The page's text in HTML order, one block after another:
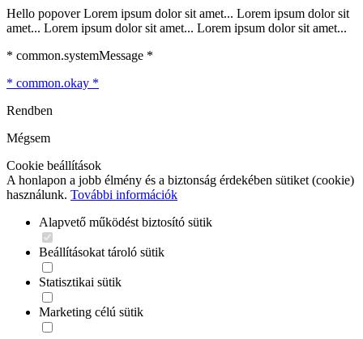
Hello popover Lorem ipsum dolor sit amet... Lorem ipsum dolor sit
amet... Lorem ipsum dolor sit amet... Lorem ipsum dolor sit amet...
* common.systemMessage *
* common.okay *
Rendben
Mégsem
Cookie beállítások
A honlapon a jobb élmény és a biztonság érdekében sütiket (cookie)
használunk. További információk
Alapvető működést biztosító sütik
Beállításokat tároló sütik
Statisztikai sütik
Marketing célú sütik